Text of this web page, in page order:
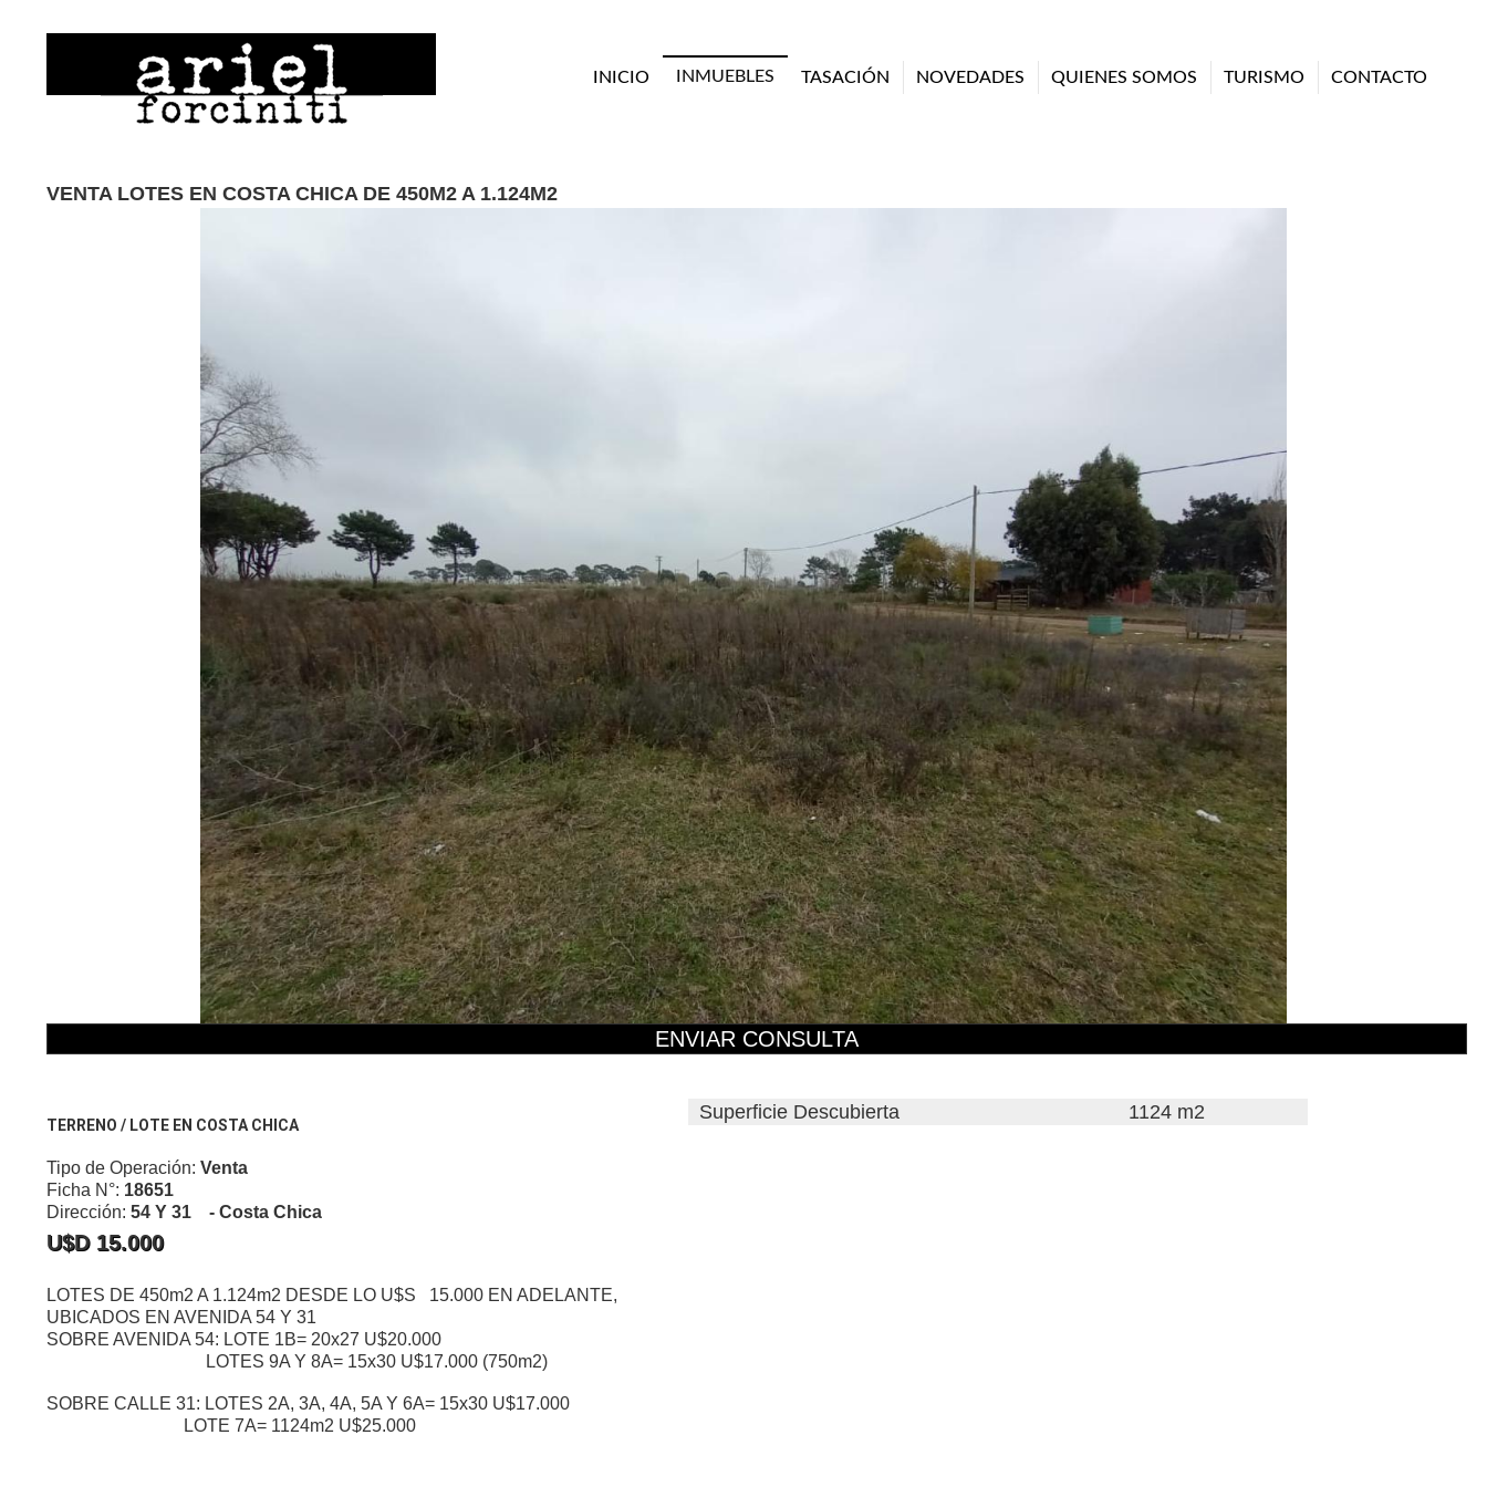
INICIO INMUEBLES TASACIÓN NOVEDADES QUIENES SOMOS TURISMO CONTACTO
VENTA LOTES EN COSTA CHICA DE 450M2 A 1.124M2
ENVIAR CONSULTA
TERRENO / LOTE EN COSTA CHICA
Tipo de Operación: Venta
Ficha N°: 18651
Dirección: 54 Y 31 - Costa Chica
U$D 15.000
LOTES DE 450m2 A 1.124m2 DESDE LO U$S 15.000 EN ADELANTE,
UBICADOS EN AVENIDA 54 Y 31
SOBRE AVENIDA 54: LOTE 1B= 20x27 U$20.000
LOTES 9A Y 8A= 15x30 U$17.000 (750m2)
SOBRE CALLE 31: LOTES 2A, 3A, 4A, 5A Y 6A= 15x30 U$17.000
LOTE 7A= 1124m2 U$25.000
Superficie Descubierta 1124 m2